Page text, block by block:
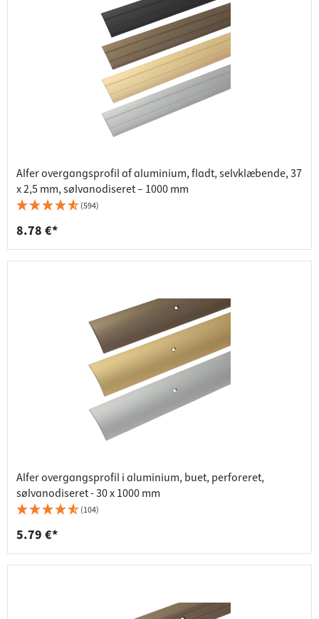
Alfer overgangsprofil af aluminium, fladt, selvklæbende, 37
x 2,5 mm, sølvanodiseret – 1000 mm
(594)
8.78 €*
Alfer overgangsprofil i aluminium, buet, perforeret,
sølvanodiseret - 30 x 1000 mm
(104)
5.79 €*